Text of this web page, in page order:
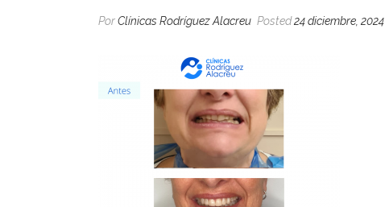
PorClínicas Rodríguez Alacreu Posted24 diciembre, 2024